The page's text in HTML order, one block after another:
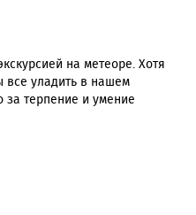
на метеоре. Хотя
все уладить в нашем
за терпение и умение